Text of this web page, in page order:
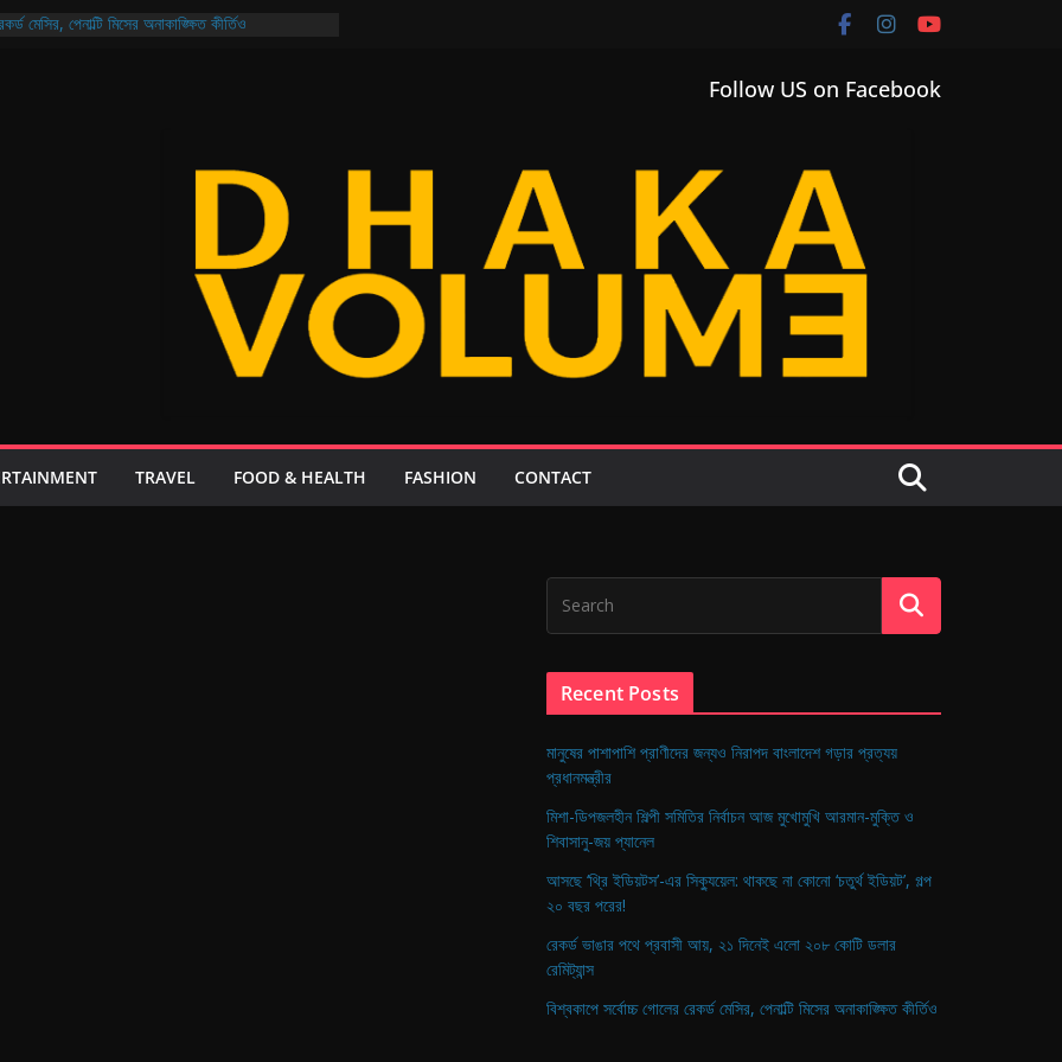
মেসির, পেনাল্টি মিসের অনাকাঙ্ক্ষিত কীর্তিও
Follow US on Facebook
TRAVEL FOOD & HEALTH FASHION CONTACT
Recent Posts
মানুষের পাশাপাশি প্রাণীদের জন্যও নিরাপদ বাংলাদেশ গড়ার প্রত্যয়
প্রধানমন্ত্রীর
মিশা-ডিপজলহীন শিল্পী সমিতির নির্বাচন আজ মুখোমুখি আরমান-মুক্তি ও
শিবাসানু-জয় প্যানেল
আসছে ‘থ্রি ইডিয়টস’-এর সিক্যুয়েল: থাকছে না কোনো ‘চতুর্থ ইডিয়ট’, গল্প
২০ বছর পরের!
রেকর্ড ভাঙার পথে প্রবাসী আয়, ২১ দিনেই এলো ২০৮ কোটি ডলার
রেমিট্যান্স
বিশ্বকাপে সর্বোচ্চ গোলের রেকর্ড মেসির, পেনাল্টি মিসের অনাকাঙ্ক্ষিত কীর্তিও